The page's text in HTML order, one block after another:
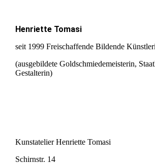
Henriette Tomasi
seit 1999 Freischaffende Bildende
(ausgebildete Goldschmiedemeisterin,
Gestalterin)
Kunstatelier Henriette Tomasi
Schirnstr. 14